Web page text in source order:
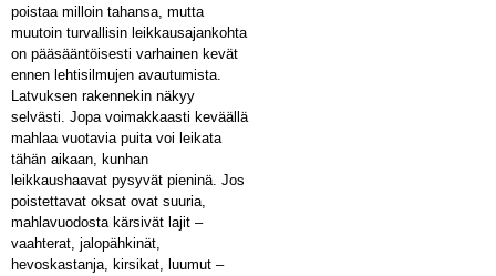
poistaa milloin tahansa, mutta
muutoin turvallisin leikkausajankohta
on pääsääntöisesti varhainen kevät
ennen lehtisilmujen avautumista.
Latvuksen rakennekin näkyy
selvästi. Jopa voimakkaasti keväällä
mahlaa vuotavia puita voi leikata
tähän aikaan, kunhan
leikkaushaavat pysyvät pieninä. Jos
poistettavat oksat ovat suuria,
mahlavuodosta kärsivät lajit –
vaahterat, jalopähkinät,
hevoskastanja, kirsikat, luumut –